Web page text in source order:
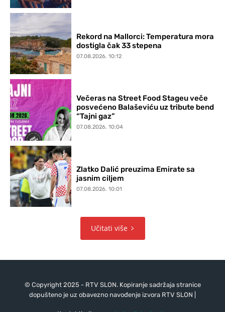
Rekord na Mallorci: Temperatura mora
dostigla čak 33 stepena
07.08.2026. 10:12
Večeras na Street Food Stageu veče
posvećeno Balaševiću uz tribute bend
“Tajni gaz”
07.08.2026. 10:04
Zlatko Dalić preuzima Emirate sa
jasnim ciljem
07.08.2026. 10:01
Učitati više
© Copyright 2025 - RTV SLON. Kopiranje sadržaja stranice
dopušteno je uz obavezno navođenje izvora RTV SLON |